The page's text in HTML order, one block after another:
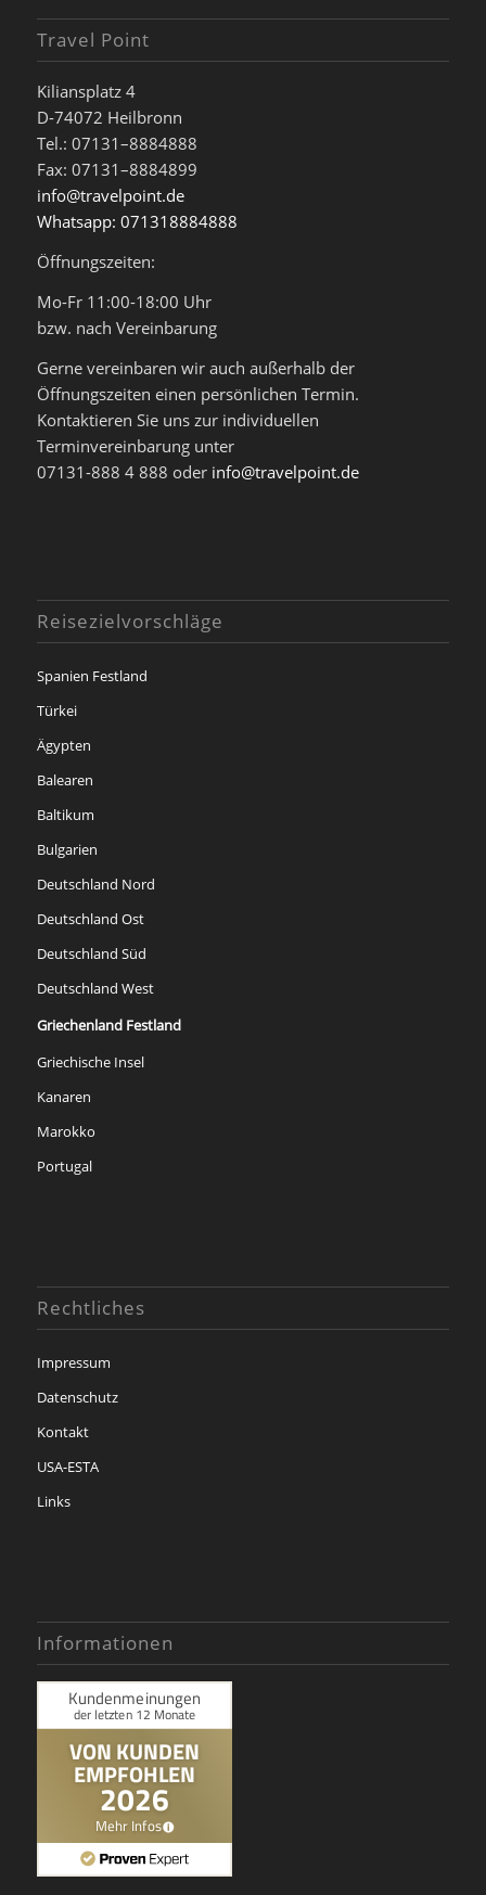
Travel Point
Kiliansplatz 4
D-74072 Heilbronn
Tel.: 07131–8884888
Fax: 07131–8884899
info@travelpoint.de
Whatsapp: 071318884888
Öffnungszeiten:
Mo-Fr 11:00-18:00 Uhr
bzw. nach Vereinbarung
Gerne vereinbaren wir auch außerhalb der
Öffnungszeiten einen persönlichen Termin.
Kontaktieren Sie uns zur individuellen
Terminvereinbarung unter
07131-888 4 888 oder info@travelpoint.de
Reisezielvorschläge
Spanien Festland
Türkei
Ägypten
Balearen
Baltikum
Bulgarien
Deutschland Nord
Deutschland Ost
Deutschland Süd
Deutschland West
Griechenland Festland
Griechische Insel
Kanaren
Marokko
Portugal
Rechtliches
Impressum
Datenschutz
Kontakt
USA-ESTA
Links
Informationen